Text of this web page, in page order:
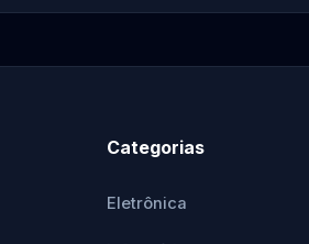
Categorias
Eletrônica